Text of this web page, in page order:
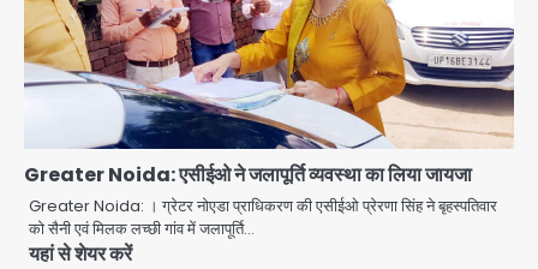
Greater Noida: एसीईओ ने जलापूर्ति व्यवस्था का लिया जायजा
Greater Noida: । ग्रेटर नोएडा प्राधिकरण की एसीईओ प्रेरणा सिंह ने बृहस्पतिवार
को सैनी एवं मिलक लच्छी गांव में जलापूर्ति…
यहां से शेयर करें